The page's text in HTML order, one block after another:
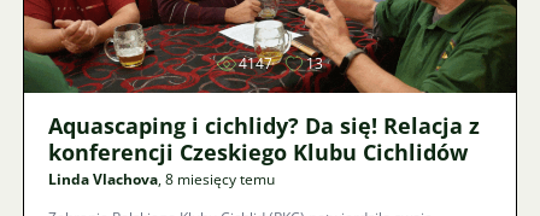
4147 13
Aquascaping i cichlidy? Da się! Relacja z
konferencji Czeskiego Klubu Cichlidów
Linda Vlachova, 8 miesięcy temu